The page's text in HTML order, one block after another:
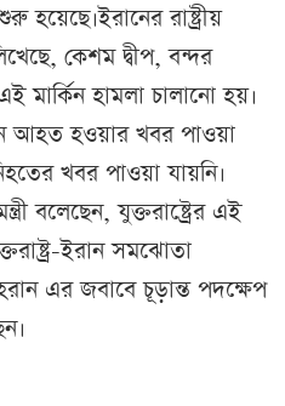
রাষ্ট্রীয়
কেশম দ্বীপ, বন্দর
মার্কিন হামলা চালানো হয়।
আহত হওয়ার খবর পাওয়া
খবর পাওয়া যায়নি।
বলেছেন, যুক্তরাষ্ট্রের এই
ইরান সমঝোতা
এর জবাবে চূড়ান্ত পদক্ষেপ